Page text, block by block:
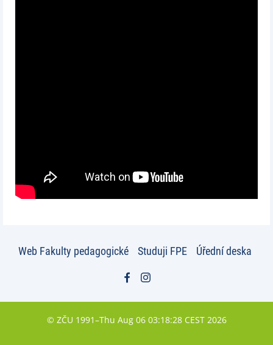
Web Fakulty pedagogické Studuji FPE Úřední deska
© ZČU 1991–Thu Aug 06 03:18:28 CEST 2026